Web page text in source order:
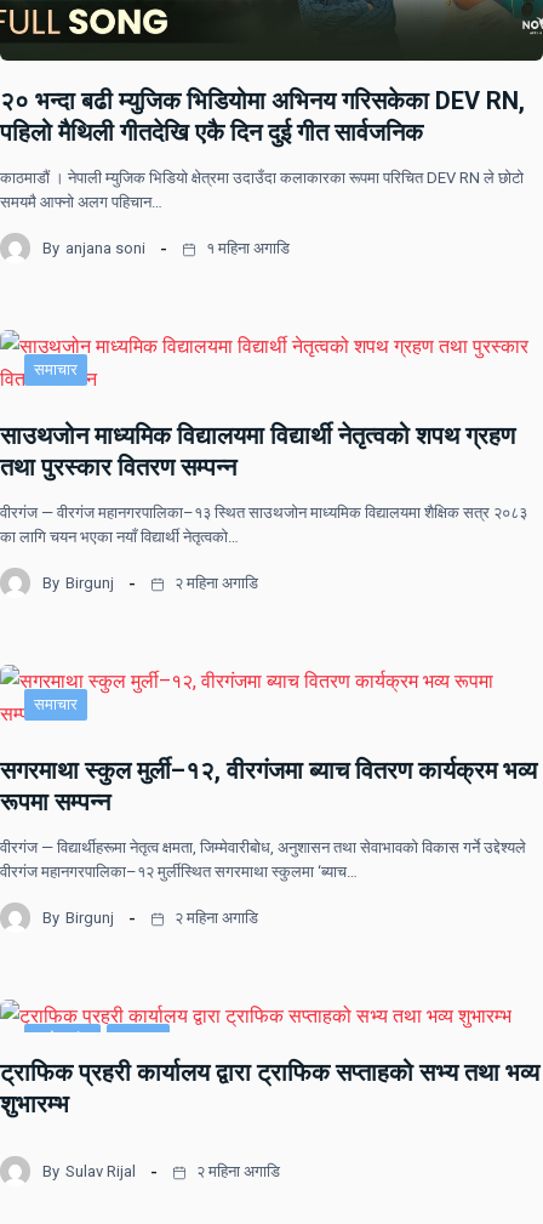
२० भन्दा बढी म्युजिक भिडियोमा अभिनय गरिसकेका DEV RN,
पहिलो मैथिली गीतदेखि एकै दिन दुई गीत सार्वजनिक
काठमाडौं । नेपाली म्युजिक भिडियो क्षेत्रमा उदाउँदा कलाकारका रूपमा परिचित DEV RN ले छोटो
समयमै आफ्नो अलग पहिचान…
By anjana soni १ महिना अगाडि
समाचार
साउथजोन माध्यमिक विद्यालयमा विद्यार्थी नेतृत्वको शपथ ग्रहण
तथा पुरस्कार वितरण सम्पन्न
वीरगंज — वीरगंज महानगरपालिका–१३ स्थित साउथजोन माध्यमिक विद्यालयमा शैक्षिक सत्र २०८३
का लागि चयन भएका नयाँ विद्यार्थी नेतृत्वको…
By Birgunj २ महिना अगाडि
समाचार
सगरमाथा स्कुल मुर्ली–१२, वीरगंजमा ब्याच वितरण कार्यक्रम भव्य
रूपमा सम्पन्न
वीरगंज — विद्यार्थीहरूमा नेतृत्व क्षमता, जिम्मेवारीबोध, अनुशासन तथा सेवाभावको विकास गर्ने उद्देश्यले
वीरगंज महानगरपालिका–१२ मुर्लीस्थित सगरमाथा स्कुलमा ‘ब्याच…
By Birgunj २ महिना अगाडि
ट्राफिक प्रहरी कार्यालय द्वारा ट्राफिक सप्ताहको सभ्य तथा भव्य
शुभारम्भ
By Sulav Rijal २ महिना अगाडि